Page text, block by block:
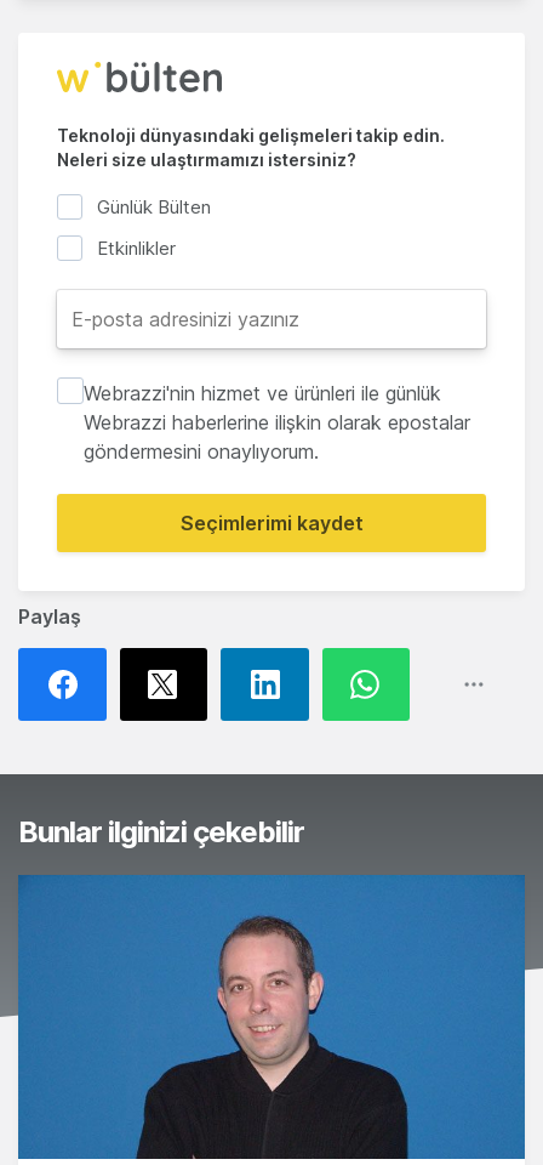
Paylaş
Teknoloji dünyasındaki gelişmeleri takip edin.
Neleri size ulaştırmamızı istersiniz?
Günlük Bülten
Etkinlikler
Webrazzi'nin hizmet ve ürünleri ile günlük
Webrazzi haberlerine ilişkin olarak epostalar
göndermesini onaylıyorum.
Seçimlerimi kaydet
Bunlar ilginizi çekebilir